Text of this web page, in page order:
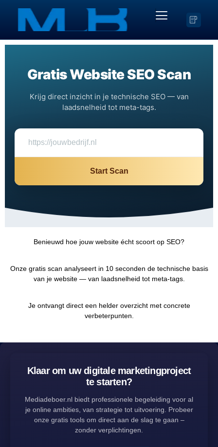
Benieuwd hoe jouw website écht scoort op SEO?
Onze gratis scan analyseert in 10 seconden de technische basis
van je website — van laadsnelheid tot meta-tags.
Je ontvangt direct een helder overzicht met concrete
verbeterpunten.
Klaar om uw digitale marketingproject
te starten?
Mediadeboer.nl biedt professionele begeleiding voor al
je online ambities, van strategie tot uitvoering. Probeer
onze gratis tools om direct aan de slag te gaan –
zonder verplichtingen.